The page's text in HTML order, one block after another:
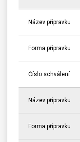
Název přípravku
Forma přípravku
Číslo schválení
Název přípravku
Forma přípravku